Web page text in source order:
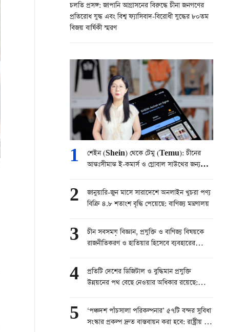
চলতি প্রসঙ্গ: জাপানি আগ্রাসনের বিরুদ্ধে চীনা জনগণের
প্রতিরোধ যুদ্ধ এবং বিশ্ব ফ্যাসিবাদ-বিরোধী যুদ্ধের ৮০তম
বিজয় বার্ষিকী স্মরণ
1
শেইন (Shein) থেকে টেমু (Temu): চীনের
আন্তঃসীমান্ত ই-কমার্স ও গ্লোবাল সাউথের জন্য
2
জানুয়ারি-জুন মাসে সারাদেশে অনলাইন খুচরা পণ্য
বিক্রি ৪.৮ শতাংশ বৃদ্ধি পেয়েছে: বাণিজ্য মন্ত্রণালয়
3
চীন সবসময় বিজ্ঞান, প্রযুক্তি ও বাণিজ্য বিষয়কে
রাজনীতিকরণ ও হাতিয়ার হিসেবে ব্যবহারের
4
প্রতিটি দেশের ডিজিটাল ও বুদ্ধিমান প্রযুক্তি
উন্নয়নের পথ বেছে নেওয়ার অধিকার রয়েছে:
5
‘পঞ্চদশ পাঁচসালা পরিকল্পনার’ ৫৭টি বন্দর সুবিধা
সংস্কার প্রকল্প দ্রুত বাস্তবায়ন করা হবে: রাষ্ট্রীয় শুল্ক